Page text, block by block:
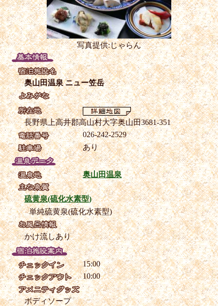
写真提供:じゃらん
奥山田温泉 ニュー笠岳
長野県上高井郡高山村大字奥山田3681-351
026-242-2529
あり
奥山田温泉
硫黄泉(硫化水素型)
単純硫黄泉(硫化水素型)
かけ流しあり
15:00
10:00
ボディソープ